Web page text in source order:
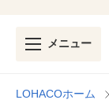
メニュー
LOHACOホーム